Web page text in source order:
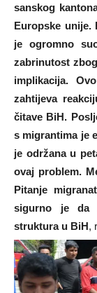
sanskog
Europske unije.
je ogromno
zabrinutost
implikacija.
zahtijeva
čitave BiH.
s migrantima je
je održana u
ovaj problem.
Pitanje
sigurno je da
struktura u BiH,